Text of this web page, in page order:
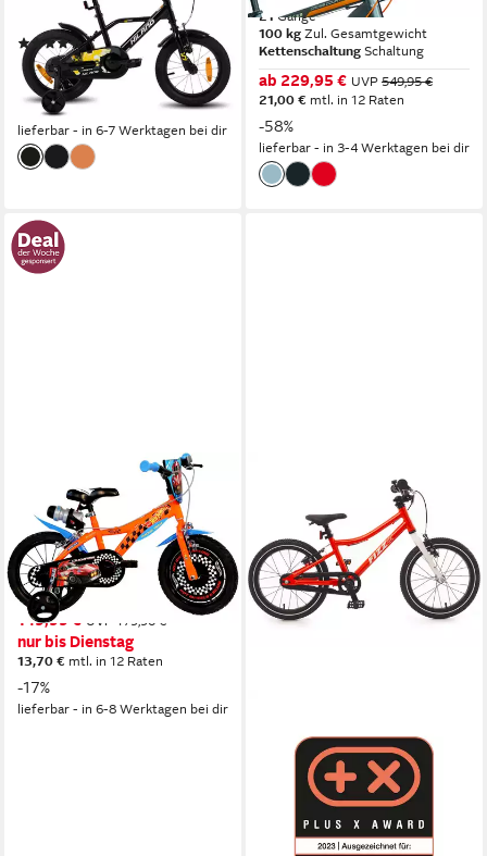
Zul. Gesamtgewicht
(8)
135,99 € 145,99 €
12,42 €mtl. in 12 Raten
-7%
lieferbar - in 6-7 Werktagen bei dir
21 Gänge
100 kg Zul. Gesamtgewicht
Kettenschaltung Schaltung
ab 229,95 € UVP 549,95 €
21,00 € mtl. in 12 Raten
-58%
lieferbar - in 3-4 Werktagen bei dir
Kinderfahrrad Hot Wheels 16"
Kinderfahrrad 4-7 Jahre
1 Gänge
60 kg Zul. Gesamtgewicht
ohne Schaltung
Schaltung
149,99 € UVP 179,90 €
nur bis Dienstag
13,70 € mtl. in 12 Raten
-17%
lieferbar - in 6-8 Werktagen bei dir
Kinderfahrrad Fizz 16 Zoll
Zul. Gesamtgewicht
339,90 €
lieferbar - in 2-3 Werktagen bei dir